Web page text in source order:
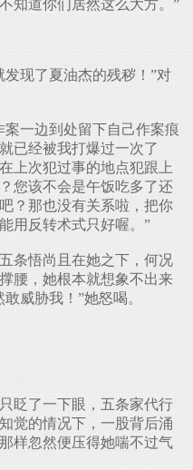
知道你们居然这么大方。”
现了夏油杰的残秽！”对
一边到处留下自己作案痕
已经被我打爆过一次了
上次犯过事的地点犯跟上
您该不会是午饭吃多了还
？那也没有关系啦，把你
用反转术式只好喔。”
条悟尚且在她之下，何况
腰，她根本就想象不出来
威胁我！”她怒喝。
眨了一下眼，五条家代行
觉的情况下，一股背后涌
样忽然便压得她喘不过气